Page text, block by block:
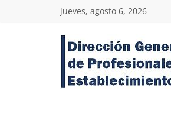
jueves, agosto 6, 2026